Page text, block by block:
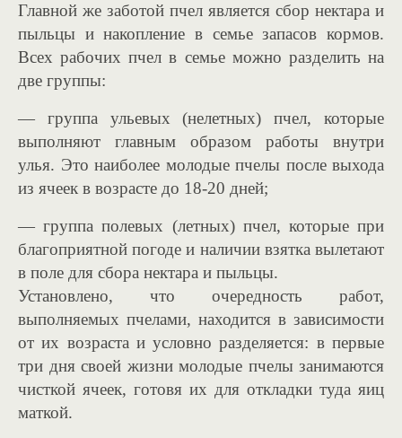
Главной же заботой пчел является сбор нектара и
пыльцы и накопление в ceмье запасов кормов.
Всех рабочих пчел в семье можно разделить на
две группы:
— группа ульевых (нелетных) пчел, которые
выполняют главным образом работы внутри
улья. Это наиболее молодые пчелы после выхода
из ячеек в возрасте до 18-20 дней;
— группа полевых (летных) пчел, которые при
благоприятной погоде и наличии взятка вылетают
в поле для сбора нектара и пыльцы.
Установлено, что очередность работ,
выполняемых пчелами, находится в зависимости
от их возраста и условно разделяется: в первые
три дня своей жизни молодые пчелы занимаются
чисткой ячеек, готовя их для откладки туда яиц
маткой.